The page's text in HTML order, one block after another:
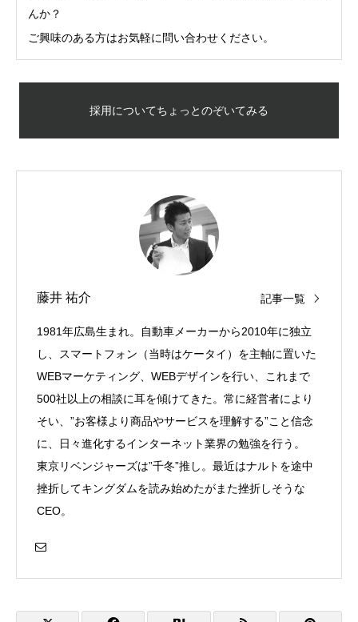
んか？
ご興味のある方はお気軽に問い合わせください。
採用についてちょっとのぞいてみる
藤井 祐介 記事一覧
1981年広島生まれ。自動車メーカーから2010年に独立
し、スマートフォン（当時はケータイ）を主軸に置いた
WEBマーケティング、WEBデザインを行い、これまで
500社以上の相談に耳を傾けてきた。常に経営者により
そい、”お客様より商品やサービスを理解する”こと信念
に、日々進化するインターネット業界の勉強を行う。
東京リベンジャーズは”千冬”推し。最近はナルトを途中
挫折してキングダムを読み始めたがまた挫折しそうな
CEO。